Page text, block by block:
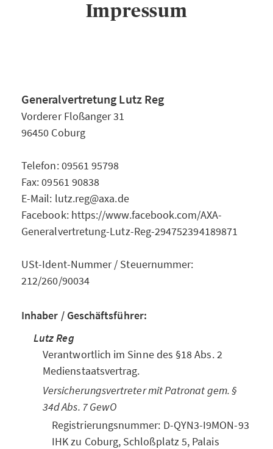
Impressum
Generalvertretung Lutz Reg
Vorderer Floßanger 31
96450 Coburg
Telefon: 09561 95798
Fax: 09561 90838
E-Mail: lutz.reg@axa.de
Facebook: https://www.facebook.com/AXA-
Generalvertretung-Lutz-Reg-294752394189871
USt-Ident-Nummer / Steuernummer:
212/260/90034
Inhaber / Geschäftsführer:
Lutz Reg
Verantwortlich im Sinne des §18 Abs. 2
Medienstaatsvertrag.
Versicherungsvertreter mit Patronat gem. §
34d Abs. 7 GewO
Registrierungsnummer: D-QYN3-I9MON-93
IHK zu Coburg, Schloßplatz 5, Palais